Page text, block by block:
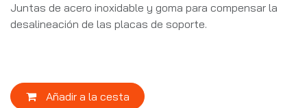
Juntas de acero inoxidable y goma para compensar la
desalineación de las placas de soporte.
Añadir a la cesta